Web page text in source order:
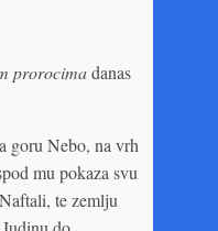
prorocimadanas
goru Nebo, na vrh
mu pokaza svu
te zemlju